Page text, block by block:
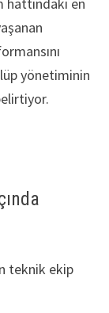
hattındaki en
yönetiminin
teknik ekip